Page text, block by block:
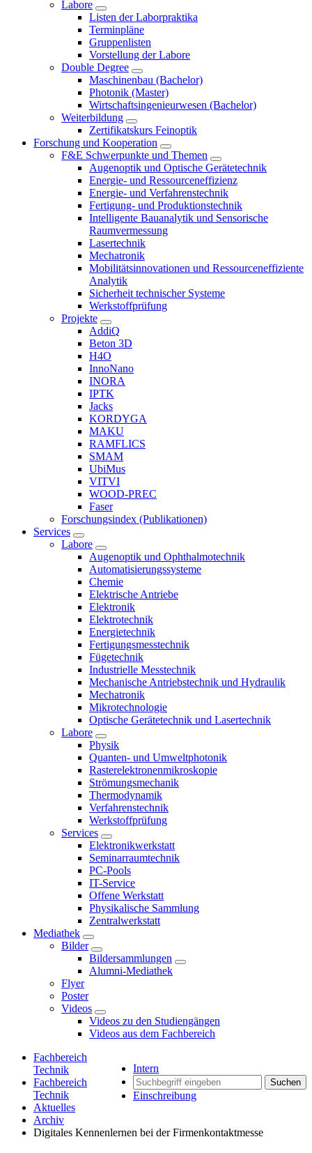
Labore
Listen der Laborpraktika
Terminpläne
Gruppenlisten
Vorstellung der Labore
Double Degree
Maschinenbau (Bachelor)
Photonik (Master)
Wirtschaftsingenieurwesen (Bachelor)
Weiterbildung
Zertifikatskurs Feinoptik
Forschung und Kooperation
F&E Schwerpunkte und Themen
Augenoptik und Optische Gerätetechnik
Energie- und Ressourceneffizienz
Energie- und Verfahrenstechnik
Fertigung- und Produktionstechnik
Intelligente Bauanalytik und Sensorische
Raumvermessung
Lasertechnik
Mechatronik
Mobilitätsinnovationen und Ressourceneffiziente
Analytik
Sicherheit technischer Systeme
Werkstoffprüfung
Projekte
AddiQ
Beton 3D
H4O
InnoNano
INORA
IPTK
Jacks
KORDYGA
MAKU
RAMFLICS
SMAM
UbiMus
VITVI
WOOD-PREC
Faser
Forschungsindex (Publikationen)
Services
Labore
Augenoptik und Ophthalmotechnik
Automatisierungssysteme
Chemie
Elektrische Antriebe
Elektronik
Elektrotechnik
Energietechnik
Fertigungsmesstechnik
Fügetechnik
Industrielle Messtechnik
Mechanische Antriebstechnik und Hydraulik
Mechatronik
Mikrotechnologie
Optische Gerätetechnik und Lasertechnik
Labore
Physik
Quanten- und Umweltphotonik
Rasterelektronenmikroskopie
Strömungsmechanik
Thermodynamik
Verfahrenstechnik
Werkstoffprüfung
Services
Elektronikwerkstatt
Seminarraumtechnik
PC-Pools
IT-Service
Offene Werkstatt
Physikalische Sammlung
Zentralwerkstatt
Mediathek
Bilder
Bildersammlungen
Alumni-Mediathek
Flyer
Poster
Videos
Videos zu den Studiengängen
Videos aus dem Fachbereich
Intern
Suchen
Einschreibung
Fachbereich
Technik
Fachbereich
Technik
Aktuelles
Archiv
Digitales Kennenlernen bei der Firmenkontaktmesse